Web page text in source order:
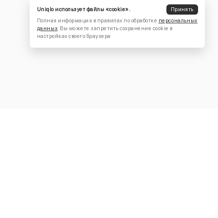
Uniqlo использует файлы «cookie».
Принять
Полная информация в правилах по обработке персональных
данных. Вы можете запретить сохранение cookie в
настройках своего браузера